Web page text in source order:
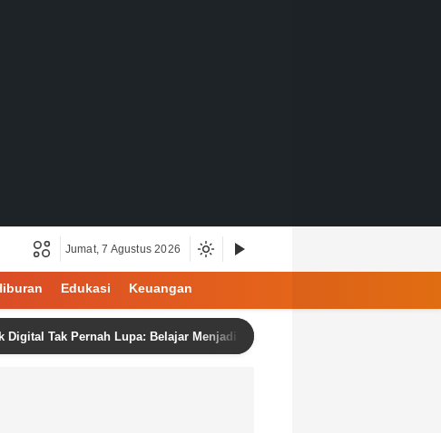
Jumat, 7 Agustus 2026
Edukasi Keuangan
Tak Pernah Lupa: Belajar Menjadi Manusia di Ruang Digital